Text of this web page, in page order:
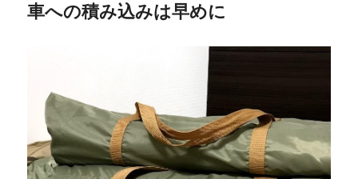
車への積み込みは早めに